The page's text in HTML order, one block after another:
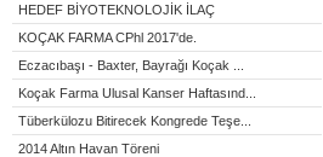
HEDEF BİYOTEKNOLOJİK İLAÇ
KOÇAK FARMA CPhl 2017'de.
Eczacıbaşı - Baxter, Bayrağı Koçak ...
Koçak Farma Ulusal Kanser Haftasınd...
Tüberkülozu Bitirecek Kongrede Teşe...
2014 Altın Havan Töreni